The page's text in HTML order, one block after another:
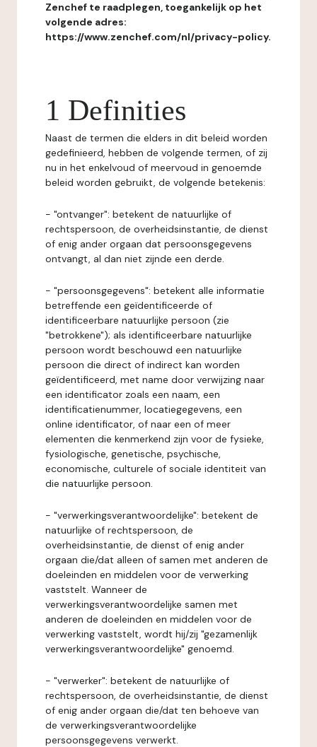
Zenchef te raadplegen, toegankelijk op het
volgende adres:
https://www.zenchef.com/nl/privacy-policy.
1 Definities
Naast de termen die elders in dit beleid worden
gedefinieerd, hebben de volgende termen, of zij
nu in het enkelvoud of meervoud in genoemde
beleid worden gebruikt, de volgende betekenis:
- "ontvanger": betekent de natuurlijke of
rechtspersoon, de overheidsinstantie, de dienst
of enig ander orgaan dat persoonsgegevens
ontvangt, al dan niet zijnde een derde.
- "persoonsgegevens": betekent alle informatie
betreffende een geïdentificeerde of
identificeerbare natuurlijke persoon (zie
"betrokkene"); als identificeerbare natuurlijke
persoon wordt beschouwd een natuurlijke
persoon die direct of indirect kan worden
geïdentificeerd, met name door verwijzing naar
een identificator zoals een naam, een
identificatienummer, locatiegegevens, een
online identificator, of naar een of meer
elementen die kenmerkend zijn voor de fysieke,
fysiologische, genetische, psychische,
economische, culturele of sociale identiteit van
die natuurlijke persoon.
- "verwerkingsverantwoordelijke": betekent de
natuurlijke of rechtspersoon, de
overheidsinstantie, de dienst of enig ander
orgaan die/dat alleen of samen met anderen de
doeleinden en middelen voor de verwerking
vaststelt. Wanneer de
verwerkingsverantwoordelijke samen met
anderen de doeleinden en middelen voor de
verwerking vaststelt, wordt hij/zij "gezamenlijk
verwerkingsverantwoordelijke" genoemd.
- "verwerker": betekent de natuurlijke of
rechtspersoon, de overheidsinstantie, de dienst
of enig ander orgaan die/dat ten behoeve van
de verwerkingsverantwoordelijke
persoonsgegevens verwerkt.